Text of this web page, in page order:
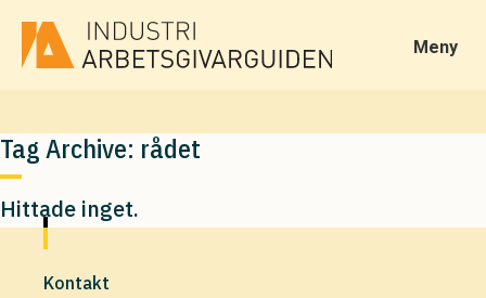
Meny
Tag Archive: rådet
Hittade inget.
Kontakt